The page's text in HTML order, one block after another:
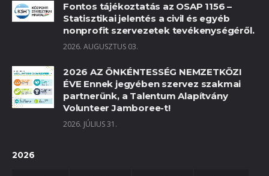
Fontos tájékoztatás az OSAP 1156 –
Statisztikai jelentés a civil és egyéb
nonprofit szervezetek tevékenységéről.
2026. AUGUSZTUS 03.
2026 AZ ÖNKÉNTESSÉG NEMZETKÖZI
ÉVE Ennek jegyében szervez szakmai
partnerünk, a Talentum Alapítvány
Volunteer Jamboree-t!
2026. JÚLIUS 31.
2026